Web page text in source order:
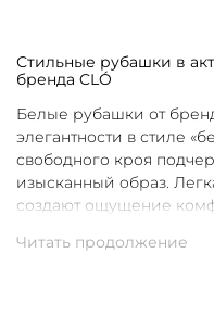
Стильные рубашки в
бренда CLÓ
Белые рубашки от
элегантности в стиле
свободного кроя
изысканный образ.
создают ощущение
чистоты и